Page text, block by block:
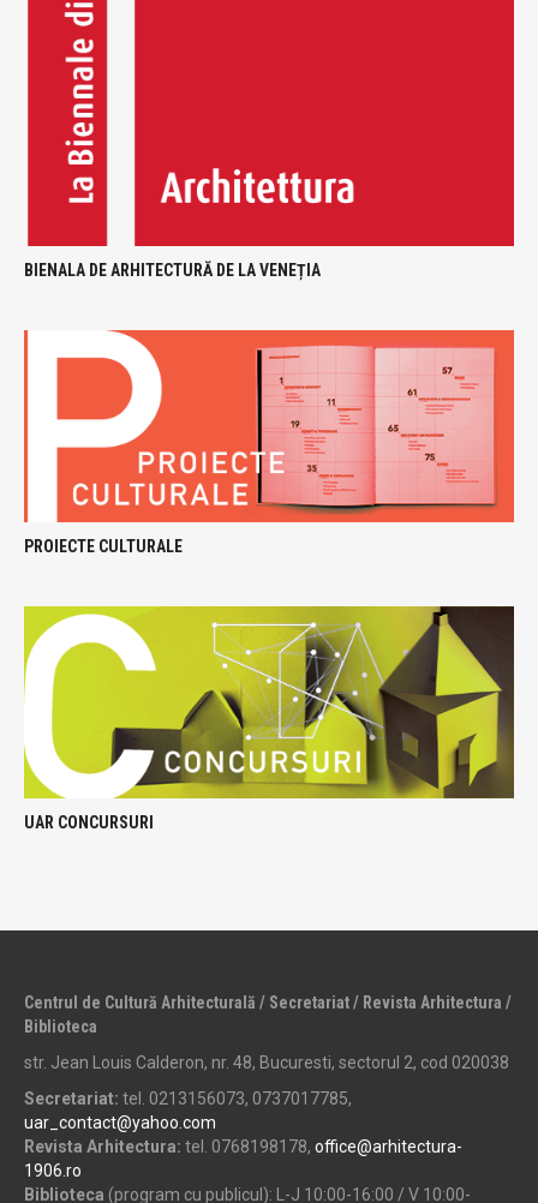
BIENALA DE ARHITECTURĂ DE LA VENEȚIA
PROIECTE CULTURALE
UAR CONCURSURI
Centrul de Cultură Arhitecturală / Secretariat / Revista Arhitectura /
Biblioteca
str. Jean Louis Calderon, nr. 48, Bucuresti, sectorul 2, cod 020038
Secretariat: tel. 0213156073, 0737017785,
uar_contact@yahoo.com
Revista Arhitectura: tel. 0768198178, office@arhitectura-
1906.ro
Biblioteca (program cu publicul): L-J 10:00-16:00 / V 10:00-